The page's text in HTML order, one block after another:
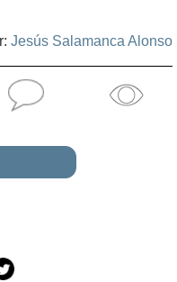
Jesús Salamanca Alonso